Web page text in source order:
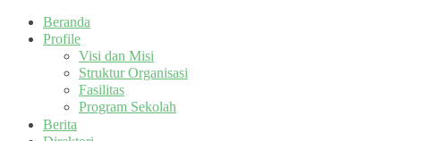
Beranda
Profile
Visi dan Misi
Struktur Organisasi
Fasilitas
Program Sekolah
Berita